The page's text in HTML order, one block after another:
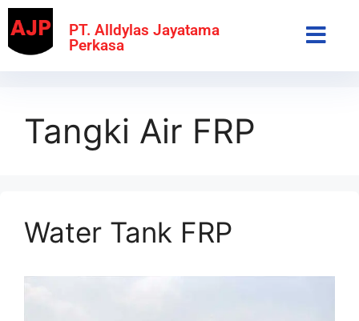
PT. Alldylas Jayatama
Perkasa
Tangki Air FRP
Water Tank FRP